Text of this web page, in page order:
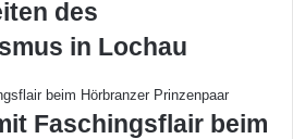
des
in Lochau
Faschingsflair beim